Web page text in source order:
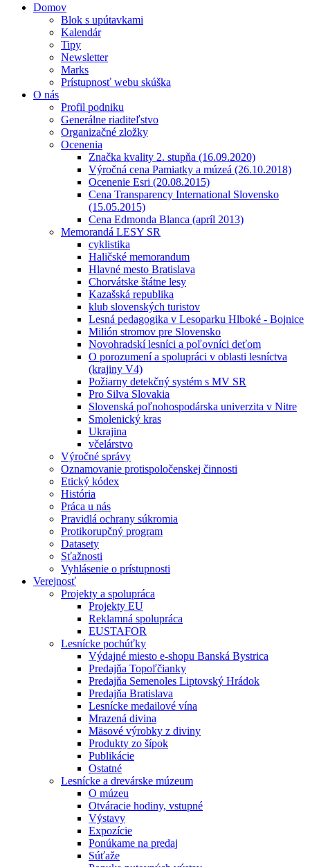
Domov
Blok s upútavkami
Kalendár
Tipy
Newsletter
Marks
Prístupnosť webu skúška
O nás
Profil podniku
Generálne riaditeľstvo
Organizačné zložky
Ocenenia
Značka kvality 2. stupňa (16.09.2020)
Výročná cena Pamiatky a múzeá (26.10.2018)
Ocenenie Esri (20.08.2015)
Cena Transparency International Slovensko
(15.05.2015)
Cena Edmonda Blanca (apríl 2013)
Memorandá LESY SR
cyklistika
Haličské memorandum
Hlavné mesto Bratislava
Chorvátske štátne lesy
Kazašská republika
klub slovenských turistov
Lesná pedagogika v Lesoparku Hlboké - Bojnice
Milión stromov pre Slovensko
Novohradskí lesníci a poľovníci deťom
O porozumení a spolupráci v oblasti lesníctva
(krajiny V4)
Požiarny detekčný systém s MV SR
Pro Silva Slovakia
Slovenská poľnohospodárska univerzita v Nitre
Smolenický kras
Ukrajina
včelárstvo
Výročné správy
Oznamovanie protispoločenskej činnosti
Etický kódex
História
Práca u nás
Pravidlá ochrany súkromia
Protikorupčný program
Datasety
Sťažnosti
Vyhlásenie o prístupnosti
Verejnosť
Projekty a spolupráca
Projekty EU
Reklamná spolupráca
EUSTAFOR
Lesnícke pochúťky
Výdajné miesto e-shopu Banská Bystrica
Predajňa Topoľčianky
Predajňa Semenoles Liptovský Hrádok
Predajňa Bratislava
Lesnícke medailové vína
Mrazená divina
Mäsové výrobky z diviny
Produkty zo šípok
Publikácie
Ostatné
Lesnícke a drevárske múzeum
O múzeu
Otváracie hodiny, vstupné
Výstavy
Expozície
Ponúkame na predaj
Súťaže